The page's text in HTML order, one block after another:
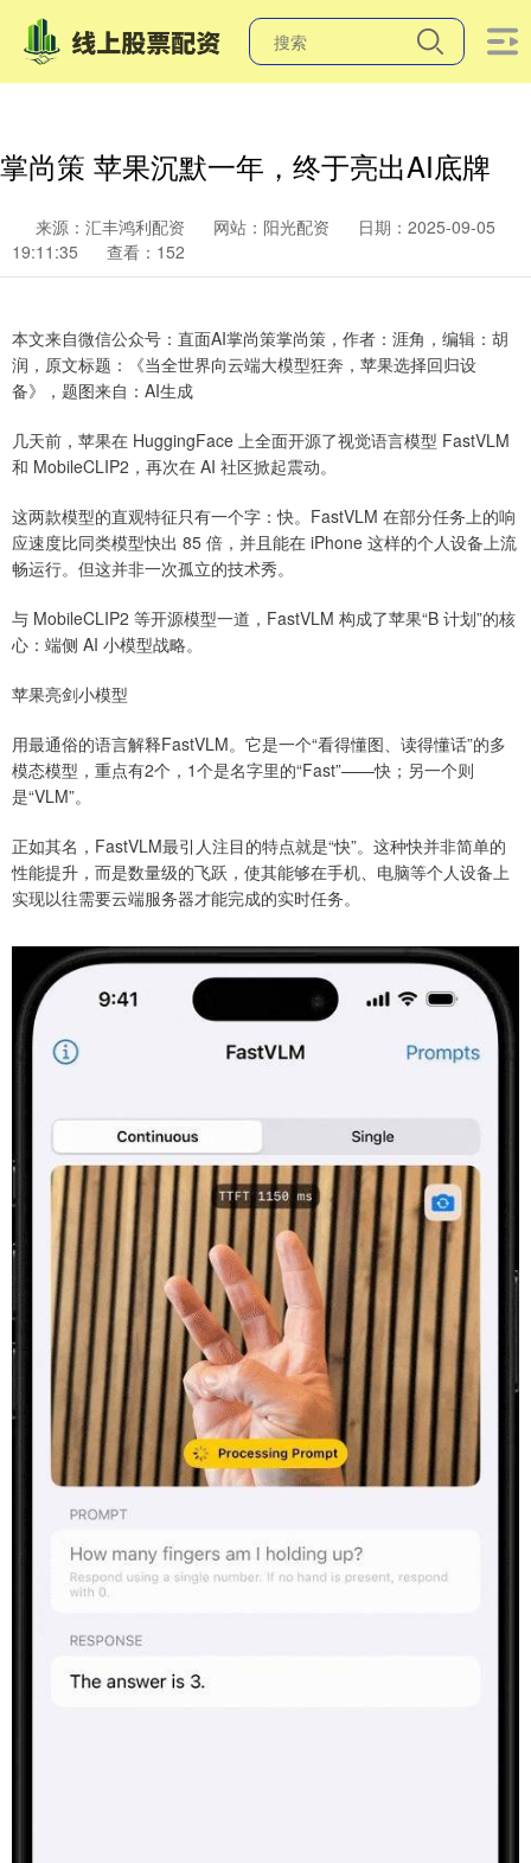
掌尚策 苹果沉默一年，终于亮出AI底牌
来源：汇丰鸿利配资 网站：阳光配资
日期：2025-09-05
19:11:35
查看：152
本文来自微信公众号：直面AI掌尚策掌尚策，作者：涯角，编辑：胡
润，原文标题：《当全世界向云端大模型狂奔，苹果选择回归设
备》，题图来自：AI生成
几天前，苹果在 HuggingFace 上全面开源了视觉语言模型 FastVLM
和 MobileCLIP2，再次在 AI 社区掀起震动。
这两款模型的直观特征只有一个字：快。FastVLM 在部分任务上的响
应速度比同类模型快出 85 倍，并且能在 iPhone 这样的个人设备上流
畅运行。但这并非一次孤立的技术秀。
与 MobileCLIP2 等开源模型一道，FastVLM 构成了苹果“B 计划”的核
心：端侧 AI 小模型战略。
苹果亮剑小模型
用最通俗的语言解释FastVLM。它是一个“看得懂图、读得懂话”的多
模态模型，重点有2个，1个是名字里的“Fast”——快；另一个则
是“VLM”。
正如其名，FastVLM最引人注目的特点就是“快”。这种快并非简单的
性能提升，而是数量级的飞跃，使其能够在手机、电脑等个人设备上
实现以往需要云端服务器才能完成的实时任务。